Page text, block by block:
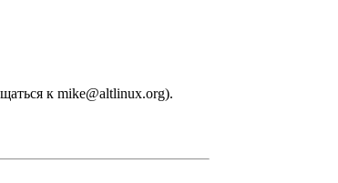
к mike@altlinux.org).